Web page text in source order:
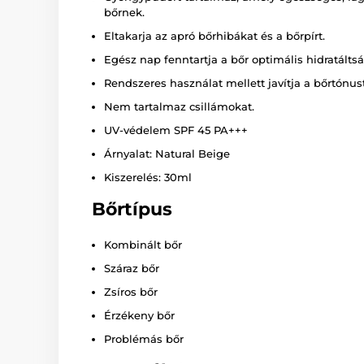
bőrnek.
Eltakarja az apró bőrhibákat és a bőrpírt.
Egész nap fenntartja a bőr optimális
Rendszeres használat mellett javítja a
Nem tartalmaz csillámokat.
UV-védelem SPF 45 PA+++
Árnyalat: Natural Beige
Kiszerelés: 30ml
Bőrtípus
Kombinált bőr
Száraz bőr
Zsíros bőr
Érzékeny bőr
Problémás bőr